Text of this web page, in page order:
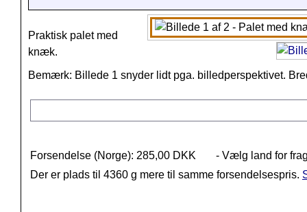
Praktisk palet med
knæk.
Bemærk: Billede 1 snyder lidt pga. billedperspektivet.
Forsendelse (Norge): 285,00 DKK
- Vælg land for
Der er plads til 4360 g mere til samme forsendelsespris.